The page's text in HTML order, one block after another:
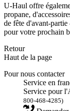
U-Haul offre
propane,
de fête d'avant-
pour votre prochain
Retour
Haut de la page
Pour nous contacter
Service en
Service pour
800-468-4285)